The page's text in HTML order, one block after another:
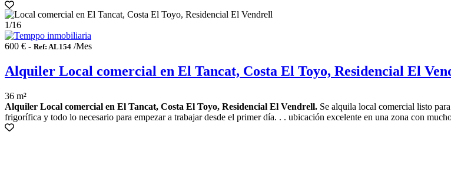
1/16
600 € - Ref: AL154 /Mes
Alquiler Local comercial en El Tancat, Costa El Toyo, Residencial El
36 m²
Alquiler Local comercial en El Tancat, Costa El Toyo, Residencial El Vendrell. Se alquila local comercial listo
frigorífica y todo lo necesario para empezar a trabajar desde el primer día. . . ubicación excelente en una zona con